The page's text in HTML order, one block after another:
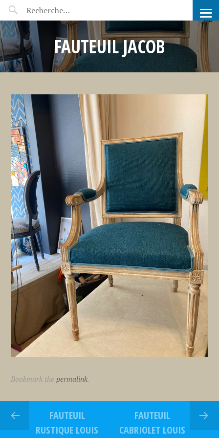
GILLES AURIOL – TAPISSIER
FAUTEUIL JACOB
Bookmark thepermalink.
FAUTEUIL
RUSTIQUE LOUIS
FAUTEUIL
CABRIOLET LOUIS